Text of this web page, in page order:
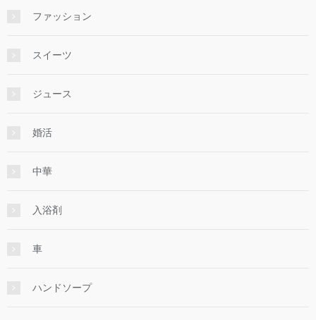
ファッション
スイーツ
ジュース
婚活
中華
入浴剤
車
ハンドソープ